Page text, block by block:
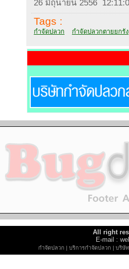
26 มิถุนายน 2556
Tags :
กำจัดปลวก กำจัดปลวกตายยกรัง
All right
E-mail :
กำจัดปลวก |บริการกำจัดปลวก |บริษั